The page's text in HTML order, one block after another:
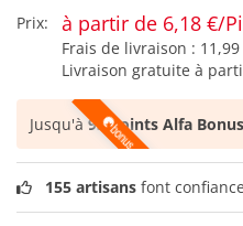
Prix:
à partir de 6,18 €/
Frais de livraison :
Livraison gratuite à
Jusqu'à93 points Alfa Bonus
155 artisans font